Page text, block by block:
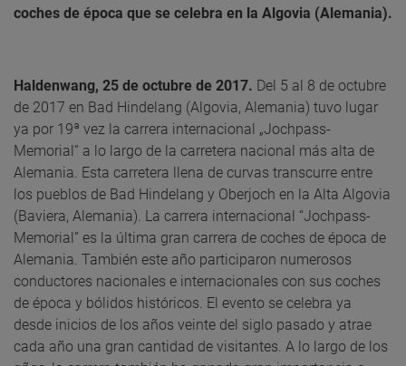
coches de época que se celebra en la Algovia (Alemania).
Haldenwang, 25 de octubre de 2017. Del 5 al 8 de octubre
de 2017 en Bad Hindelang (Algovia, Alemania) tuvo lugar
ya por 19ª vez la carrera internacional „Jochpass-
Memorial“ a lo largo de la carretera nacional más alta de
Alemania. Esta carretera llena de curvas transcurre entre
los pueblos de Bad Hindelang y Oberjoch en la Alta Algovia
(Baviera, Alemania). La carrera internacional “Jochpass-
Memorial” es la última gran carrera de coches de época de
Alemania. También este año participaron numerosos
conductores nacionales e internacionales con sus coches
de época y bólidos históricos. El evento se celebra ya
desde inicios de los años veinte del siglo pasado y atrae
cada año una gran cantidad de visitantes. A lo largo de los